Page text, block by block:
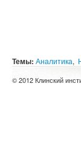
Темы: Аналитика,
© 2012 Клинский